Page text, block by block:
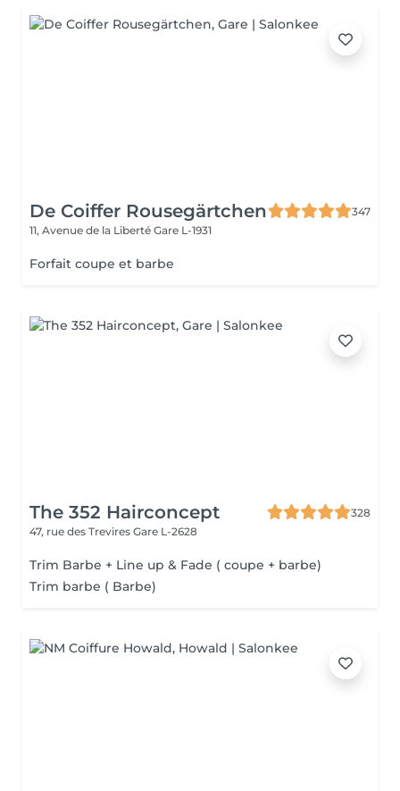
De Coiffer Rousegärtchen
347
11, Avenue de la Liberté Gare L-1931
Forfait coupe et barbe
The 352 Hairconcept
328
47, rue des Trevires Gare L-2628
Trim Barbe + Line up & Fade ( coupe + barbe)
Trim barbe ( Barbe)